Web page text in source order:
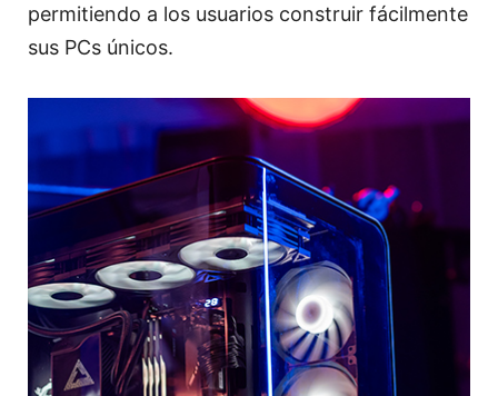
permitiendo a los usuarios construir fácilmente
sus PCs únicos.